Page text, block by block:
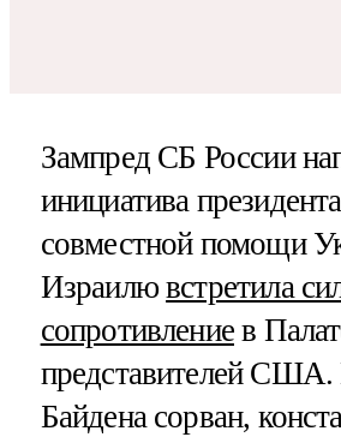
Зампред СБ России
инициатива
совместной помощи
Израилювстретила
сопротивление в
представителей
Байдена сорван,